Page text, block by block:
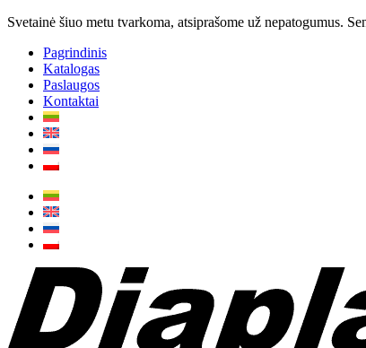
Svetainė šiuo metu tvarkoma, atsiprašome už nepatogumus.
Pagrindinis
Katalogas
Paslaugos
Kontaktai